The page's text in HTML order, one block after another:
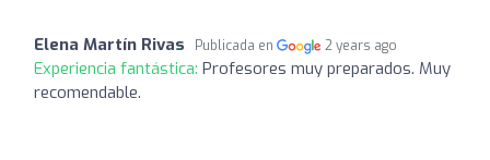
Elena Martín Rivas Publicada en 2 years ago
Experiencia fantástica: Profesores muy preparados. Muy
recomendable.